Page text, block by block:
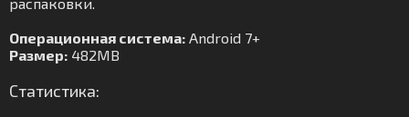
Операционная система: Android 7+
Размер: 482MB
Статистика: